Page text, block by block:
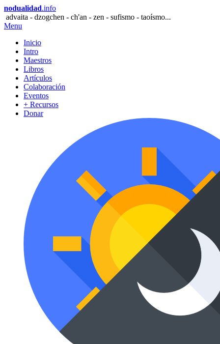
nodualidad.info
advaita - dzogchen - ch'an - zen - sufismo - taoísmo...
Menu
Inicio
Intro
Maestros
Libros
Artículos
Colaboración
Eventos
+ Recursos
Donar